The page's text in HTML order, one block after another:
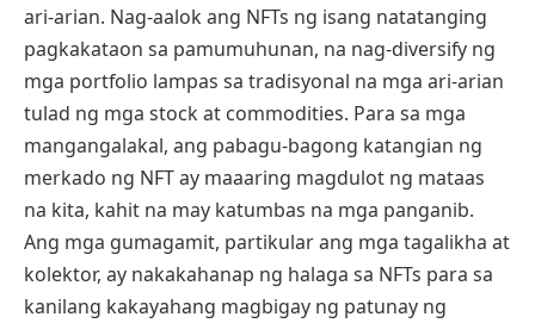
ari-arian. Nag-aalok ang NFTs ng isang natatanging
pagkakataon sa pamumuhunan, na nag-diversify ng
mga portfolio lampas sa tradisyonal na mga ari-arian
tulad ng mga stock at commodities. Para sa mga
mangangalakal, ang pabagu-bagong katangian ng
merkado ng NFT ay maaaring magdulot ng mataas
na kita, kahit na may katumbas na mga panganib.
Ang mga gumagamit, partikular ang mga tagalikha at
kolektor, ay nakakahanap ng halaga sa NFTs para sa
kanilang kakayahang magbigay ng patunay ng